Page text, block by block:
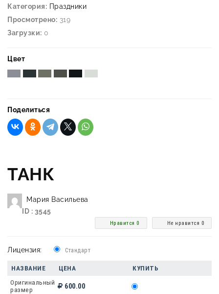
Категория: Праздники
Просмотрено: 319
Загрузки: 0
Цвет
Поделиться
ТАНК
Мария Васильева
ID : 3545
Не нравится 0
Нравится 0
Лицензия: Стандарт
НАЗВАНИЕ ЦЕНА
КУПИТЬ
Оригинальный
размер
600.00